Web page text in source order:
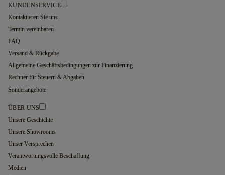
KUNDENSERVICE
Kontaktieren Sie uns
Termin vereinbaren
FAQ
Versand & Rückgabe
Allgemeine Geschäftsbedingungen zur Finanzierung
Rechner für Steuern & Abgaben
Sonderangebote
ÜBER UNS
Unsere Geschichte
Unsere Showrooms
Unser Versprechen
Verantwortungsvolle Beschaffung
Medien